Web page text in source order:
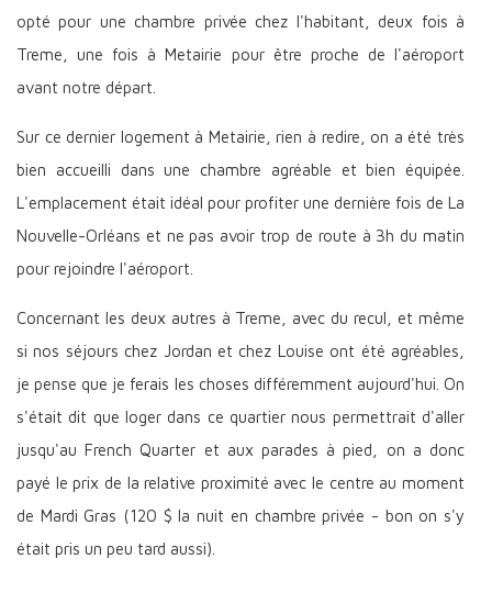
opté pour une chambre privée chez l'habitant, deux fois à
Treme, une fois à Metairie pour être proche de l'aéroport
avant notre départ.
Sur ce dernier logement à Metairie, rien à redire, on a été très
bien accueilli dans une chambre agréable et bien équipée.
L'emplacement était idéal pour profiter une dernière fois de La
Nouvelle-Orléans et ne pas avoir trop de route à 3h du matin
pour rejoindre l'aéroport.
Concernant les deux autres à Treme, avec du recul, et même
si nos séjours chez Jordan et chez Louise ont été agréables,
je pense que je ferais les choses différemment aujourd'hui. On
s'était dit que loger dans ce quartier nous permettrait d'aller
jusqu'au French Quarter et aux parades à pied, on a donc
payé le prix de la relative proximité avec le centre au moment
de Mardi Gras (120 $ la nuit en chambre privée - bon on s'y
était pris un peu tard aussi).